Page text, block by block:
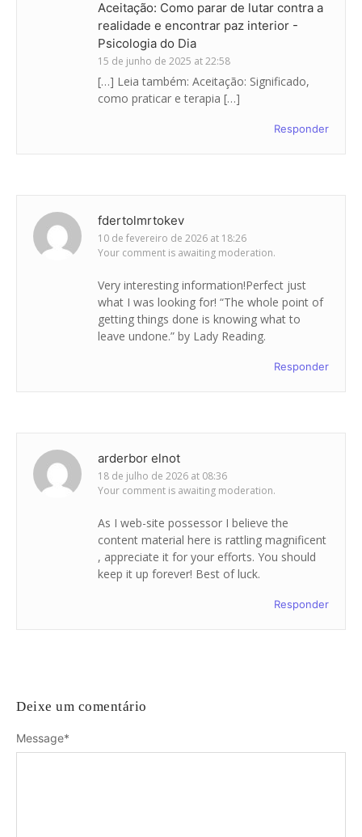
Aceitação: Como parar de lutar contra a
realidade e encontrar paz interior -
Psicologia do Dia
15 de junho de 2025 at 22:58
[…] Leia também: Aceitação: Significado,
como praticar e terapia […]
Responder
fdertolmrtokev
10 de fevereiro de 2026 at 18:26
Your comment is awaiting moderation.
Very interesting information!Perfect just
what I was looking for! “The whole point of
getting things done is knowing what to
leave undone.” by Lady Reading.
Responder
arderbor elnot
18 de julho de 2026 at 08:36
Your comment is awaiting moderation.
As I web-site possessor I believe the
content material here is rattling magnificent
, appreciate it for your efforts. You should
keep it up forever! Best of luck.
Responder
Deixe um comentário
Message*